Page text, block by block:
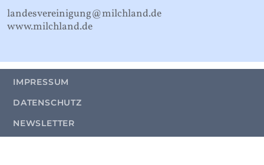
landesvereinigung@milchland.de
www.milchland.de
IMPRESSUM
DATENSCHUTZ
NEWSLETTER